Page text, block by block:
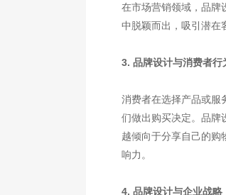
在市场营销领域，品牌
中脱颖而出，吸引潜在
3. 品牌设计与消费者行
消费者在选择产品或服
们做出购买决定。品牌
越倾向于分享自己的购
响力。
4. 品牌设计与企业战略